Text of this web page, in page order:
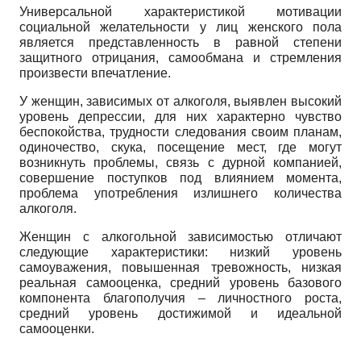
Универсальной характеристикой мотивации
социальной желательности у лиц женского пола
является представленность в равной степени
защитного отрицания, самообмана и стремления
произвести впечатление.
У женщин, зависимых от алкоголя, выявлен высокий
уровень депрессии, для них характерно чувство
беспокойства, трудности следования своим планам,
одиночество, скука, посещение мест, где могут
возникнуть проблемы, связь с дурной компанией,
совершение поступков под влиянием момента,
проблема употребления излишнего количества
алкоголя.
Женщин с алкогольной зависимостью отличают
следующие характеристики: низкий уровень
самоуважения, повышенная тревожность, низкая
реальная самооценка, средний уровень базового
компонента благополучия – личностного роста,
средний уровень достижимой и идеальной
самооценки.